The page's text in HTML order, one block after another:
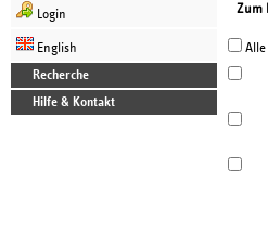
Login
English
Recherche
Hilfe & Kontakt
Zum